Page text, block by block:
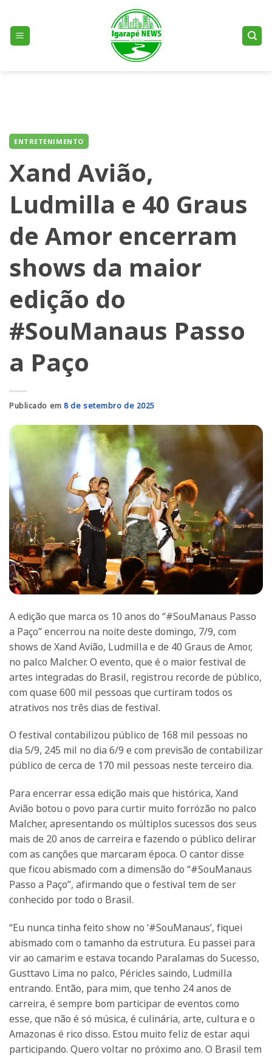
content
ENTRETENIMENTO
Xand Avião,
Ludmilla e 40 Graus
de Amor encerram
shows da maior
edição do
#SouManaus Passo
a Paço
Publicado em8 de setembro de 2025
A edição que marca os 10 anos do “#SouManaus Passo
a Paço” encerrou na noite deste domingo, 7/9, com
shows de Xand Avião, Ludmilla e de 40 Graus de Amor,
no palco Malcher. O evento, que é o maior festival de
artes integradas do Brasil, registrou recorde de público,
com quase 600 mil pessoas que curtiram todos os
atrativos nos três dias de festival.
O festival contabilizou público de 168 mil pessoas no
dia 5/9, 245 mil no dia 6/9 e com previsão de contabilizar
público de cerca de 170 mil pessoas neste terceiro dia.
Para encerrar essa edição mais que histórica, Xand
Avião botou o povo para curtir muito forrózão no palco
Malcher, apresentando os múltiplos sucessos dos seus
mais de 20 anos de carreira e fazendo o público delirar
com as canções que marcaram época. O cantor disse
que ficou abismado com a dimensão do “#SouManaus
Passo a Paço”, afirmando que o festival tem de ser
conhecido por todo o Brasil.
“Eu nunca tinha feito show no ‘#SouManaus’, fiquei
abismado com o tamanho da estrutura. Eu passei para
vir ao camarim e estava tocando Paralamas do Sucesso,
Gusttavo Lima no palco, Péricles saindo, Ludmilla
entrando. Então, para mim, que tenho 24 anos de
carreira, é sempre bom participar de eventos como
esse, que não é só música, é culinária, arte, cultura e o
Amazonas é rico disso. Estou muito feliz de estar aqui
participando. Quero voltar no próximo ano. O Brasil tem